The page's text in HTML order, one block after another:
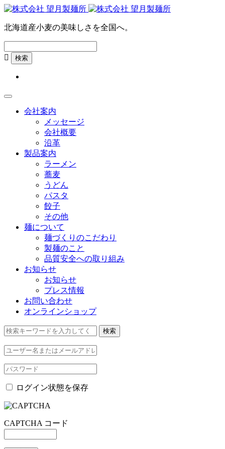
北海道産小麦の美味しさを全国へ。

会社案内
メッセージ
会社概要
沿革
製品案内
ラーメン
蕎麦
うどん
パスタ
餃子
その他
麺について
麺づくりのこだわり
製麺のこと
品質安全への取り組み
お知らせ
お知らせ
プレス情報
お問い合わせ
オンラインショップ
ログイン状態を保存
CAPTCHA コード